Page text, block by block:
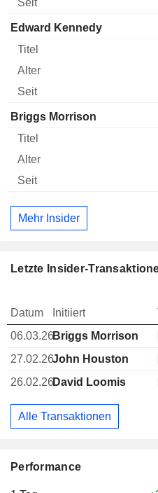
Performance
Edward Kennedy
Briggs Morrison
Mehr Insider
Letzte Insider-
Datum Initiiert
06.03.26Briggs Morrison
27.02.26John Houston
26.02.26David Loomis
Alle Transaktionen